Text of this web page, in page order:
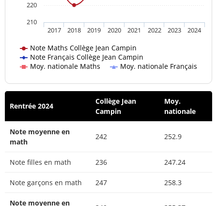
Note Maths Collège Jean Campin
Note Français Collège Jean Campin
Moy. nationale Maths
Moy. nationale Français
2017 2018 2019 2020 2021 2022 2023 2024
210
220
Rentrée 2024
Collège Jean
Campin
Moy.
nationale
Note moyenne en
math
242 252.9
Note filles en math 236 247.24
Note garçons en math 247 258.3
Note moyenne en